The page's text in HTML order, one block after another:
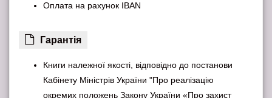
Оплата на рахунок IBAN
Гарантiя
Книги належної якості, відповідно до постанови
Кабінету Міністрів України "Про реалізацію
окремих положень Закону України «Про захист